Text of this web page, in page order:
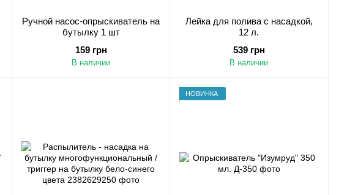
Ручной насос-опрыскиватель на
бутылку 1 шт
159 грн
В наличии
Лейка для полива с насадкой,
12 л.
539 грн
В наличии
НОВИНКА